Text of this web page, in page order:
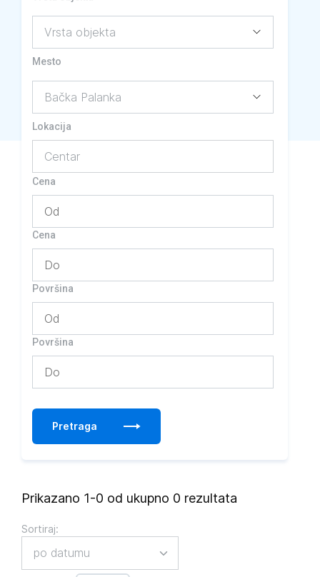
Mesto
Lokacija
Centar
Cena
Cena
Površina
Površina
Pretraga
Prikazano 1-0 od ukupno 0 rezultata
Sortiraj:
po datumu